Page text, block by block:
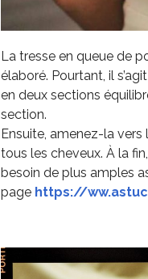
La tresse en queue de
élaboré. Pourtant, il
en deux sections
section.
Ensuite, amenez-la vers
tous les cheveux. À la
besoin de plus amples
pagehttps://